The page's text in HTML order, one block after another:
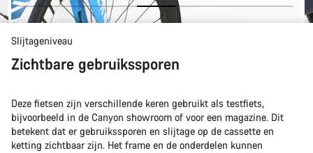
Slijtageniveau
Zichtbare gebruikssporen
Deze fietsen zijn verschillende keren gebruikt als testfiets,
bijvoorbeeld in de Canyon showroom of voor een magazine. Dit
betekent dat er gebruikssporen en slijtage op de cassette en
ketting zichtbaar zijn. Het frame en de onderdelen kunnen